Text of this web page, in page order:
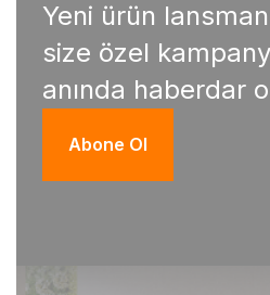
Yeni ürün
size özel
anında haberdar
Abone Ol